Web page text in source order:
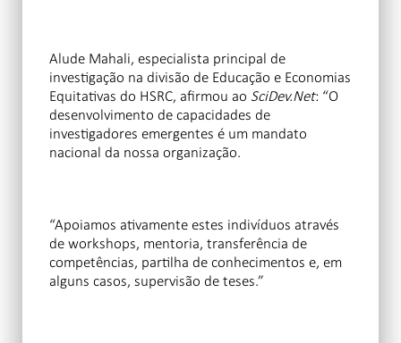
Alude Mahali, especialista principal de
investigação na divisão de Educação e Economias
Equitativas do HSRC, afirmou ao SciDev.Net: “O
desenvolvimento de capacidades de
investigadores emergentes é um mandato
nacional da nossa organização.
“Apoiamos ativamente estes indivíduos através
de workshops, mentoria, transferência de
competências, partilha de conhecimentos e, em
alguns casos, supervisão de teses.”